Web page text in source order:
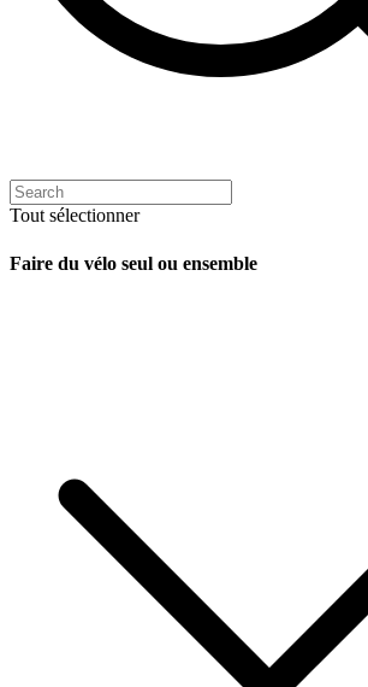
Tout sélectionner
Faire du vélo seul ou ensemble